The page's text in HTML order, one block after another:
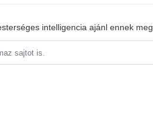
intelligencia ajánl ennek